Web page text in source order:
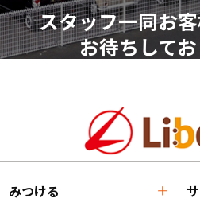
スタッフ一同お
お待ちして
みつける